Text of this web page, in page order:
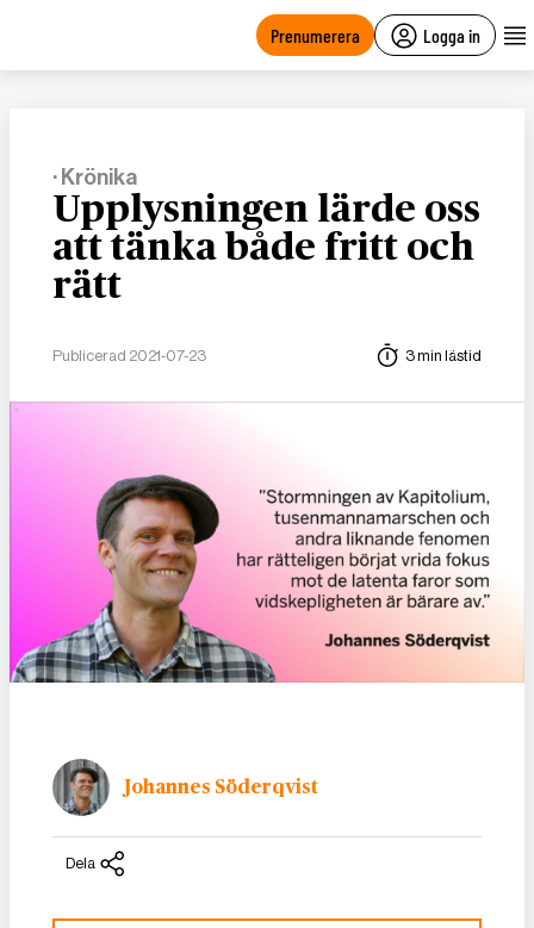
Prenumerera Logga in
· Krönika
Upplysningen lärde oss
att tänka både fritt och
rätt
Publicerad 2021-07-23 3 min lästid
Johannes Söderqvist
Dela